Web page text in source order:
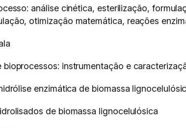
análise cinética, esterilização,
otimização matemática, reações
instrumentação e
enzimática de biomassa
de biomassa lignocelulósica